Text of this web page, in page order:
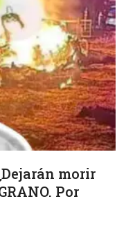
morir
Por